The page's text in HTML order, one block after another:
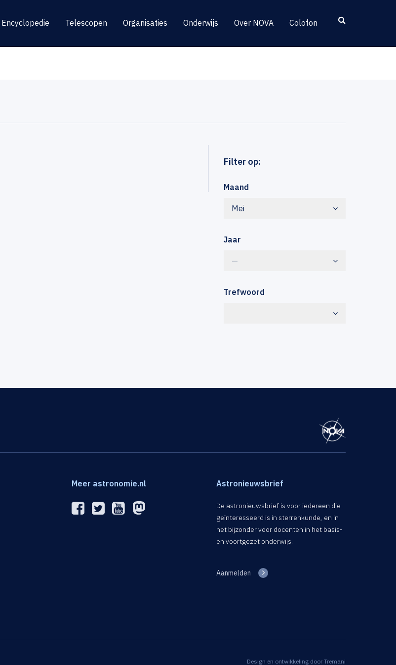
Encyclopedie Telescopen Organisaties Onderwijs Over NOVA Colofon
Filter op:
Maand
Mei
Jaar
—
Trefwoord
Meer astronomie.nl Astronieuwsbrief
De astronieuwsbrief is voor iedereen die
geïnteresseerd is in sterrenkunde, en in
het bijzonder voor docenten in het basis-
en voortgezet onderwijs.
Aanmelden
Design en ontwikkeling door Tremani